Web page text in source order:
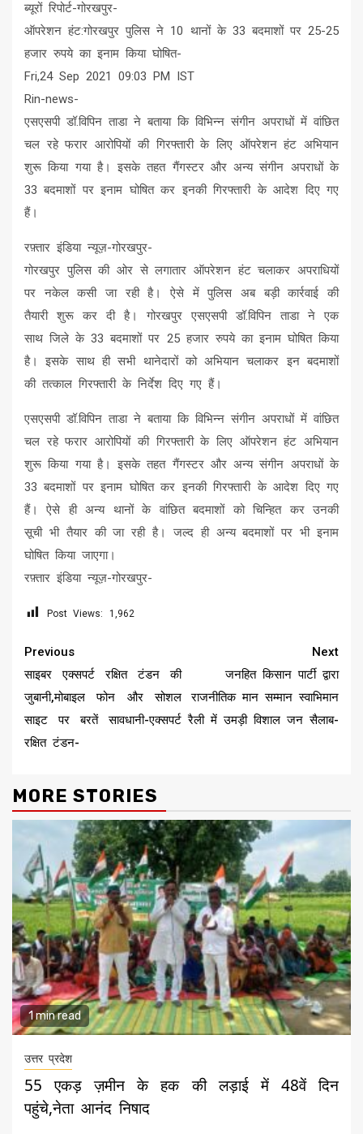
ब्यूरों रिपोर्ट-गोरखपुर-
ऑपरेशन हंट:गोरखपुर पुलिस ने 10 थानों के 33 बदमाशों पर 25-25
हजार रुपये का इनाम किया घोषित-
Fri,24 Sep 2021 09:03 PM IST
Rin-news-
एसएसपी डॉ.विपिन ताडा ने बताया कि विभिन्न संगीन अपराधों में वांछित
चल रहे फरार आरोपियों की गिरफ्तारी के लिए ऑपरेशन हंट अभियान
शुरू किया गया है। इसके तहत गैंगस्टर और अन्य संगीन अपराधों के
33 बदमाशों पर इनाम घोषित कर इनकी गिरफ्तारी के आदेश दिए गए
हैं।
रफ़्तार इंडिया न्यूज़-गोरखपुर-
गोरखपुर पुलिस की ओर से लगातार ऑपरेशन हंट चलाकर अपराधियों
पर नकेल कसी जा रही है। ऐसे में पुलिस अब बड़ी कार्रवाई की
तैयारी शुरू कर दी है। गोरखपुर एसएसपी डॉ.विपिन ताडा ने एक
साथ जिले के 33 बदमाशों पर 25 हजार रुपये का इनाम घोषित किया
है। इसके साथ ही सभी थानेदारों को अभियान चलाकर इन बदमाशों
की तत्काल गिरफ्तारी के निर्देश दिए गए हैं।
एसएसपी डॉ.विपिन ताडा ने बताया कि विभिन्न संगीन अपराधों में वांछित
चल रहे फरार आरोपियों की गिरफ्तारी के लिए ऑपरेशन हंट अभियान
शुरू किया गया है। इसके तहत गैंगस्टर और अन्य संगीन अपराधों के
33 बदमाशों पर इनाम घोषित कर इनकी गिरफ्तारी के आदेश दिए गए
हैं। ऐसे ही अन्य थानों के वांछित बदमाशों को चिन्हित कर उनकी
सूची भी तैयार की जा रही है। जल्द ही अन्य बदमाशों पर भी इनाम
घोषित किया जाएगा।
रफ़्तार इंडिया न्यूज़-गोरखपुर-
Post Views: 1,962
Continue
Reading
Previous
साइबर एक्सपर्ट रक्षित टंडन की
जुबानी,मोबाइल फोन और सोशल
साइट पर बरतें सावधानी-एक्सपर्ट
रक्षित टंडन-
Next
जनहित किसान पार्टी द्वारा
राजनीतिक मान सम्मान स्वाभिमान
रैली में उमड़ी विशाल जन सैलाब-
MORE STORIES
1 min read
उत्तर प्रदेश
55 एकड़ ज़मीन के हक की लड़ाई में 48वें दिन
पहुंचे,नेता आनंद निषाद